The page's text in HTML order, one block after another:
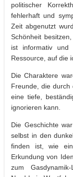
politischer
fehlerhaft und
Zeit abgenutzt
Schönheit
ist informativ und
Ressource, auf die
Die Charaktere
Freunde, die durch
eine tiefe,
ignorieren kann.
Die Geschichte
selbst in den
finden ist, wie
Erkundung von
zum